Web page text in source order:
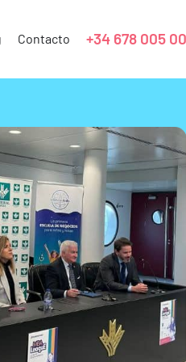
Contacto +34 678 005